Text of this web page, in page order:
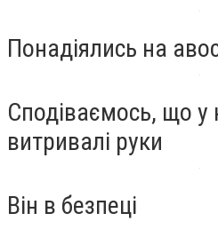
Понадіялись на
Сподіваємось, що у
витривалі руки
Він в безпеці